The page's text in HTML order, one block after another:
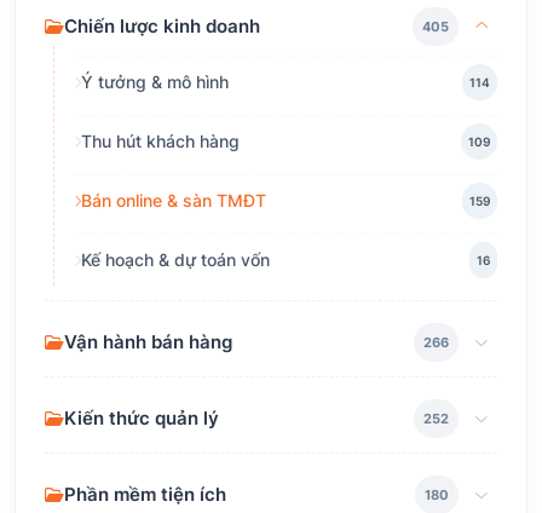
Chiến lược kinh doanh 405
Ý tưởng & mô hình 114
Thu hút khách hàng 109
Bán online & sàn TMĐT 159
Kế hoạch & dự toán vốn 16
Vận hành bán hàng 266
Kiến thức quản lý 252
Phần mềm tiện ích 180